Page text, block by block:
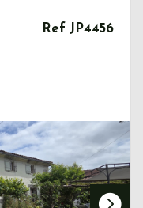
Ref JP4456